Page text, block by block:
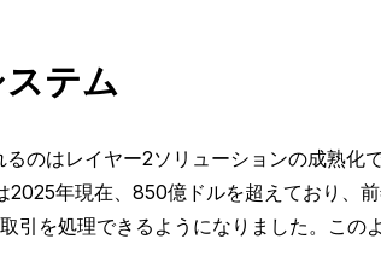
テム
のはレイヤー2ソリューションの成熟化
年現在、850億ドルを超えており、
引を処理できるようになりました。こ